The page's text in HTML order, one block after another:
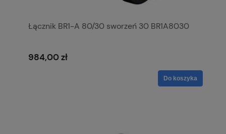
Łącznik BR1-A 80/30 sworzeń 30 BR1A8030
984,00 zł
Do koszyka